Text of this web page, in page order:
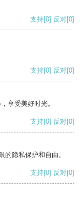
支持[0] 反对[0]
支持[0] 反对[0]
享受美好时光。
支持[0] 反对[0]
隐私保护和自由。
支持[0] 反对[0]